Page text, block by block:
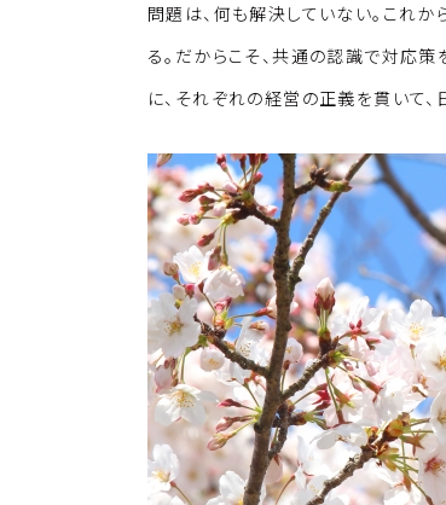
問題は、何も解決していない。これか
る。だからこそ、共通の認識で対応
に、それぞれの経営の正義を貫いて